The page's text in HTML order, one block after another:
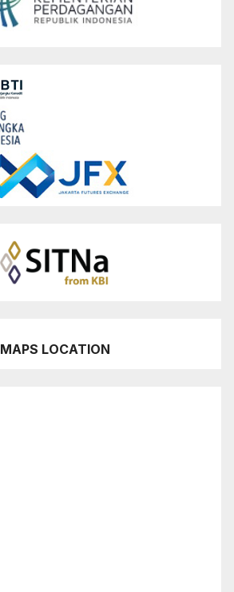
MAPS LOCATION